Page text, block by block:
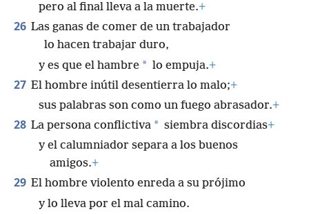
pero al final lleva a la muerte.+
26 Las ganas de comer de un trabajador
lo hacen trabajar duro,
y es que el hambre * lo empuja.+
27 El hombre inútil desentierra lo malo;+
sus palabras son como un fuego abrasador.+
28 La persona conflictiva * siembra discordias+
y el calumniador separa a los buenos
amigos.+
29 El hombre violento enreda a su prójimo
y lo lleva por el mal camino.